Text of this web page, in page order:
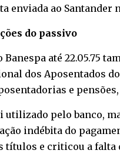
enviada ao
do passivo
até 22.05.75
dos Aposentados
e
pelo banco,
indébita do
títulos e criticou a falta